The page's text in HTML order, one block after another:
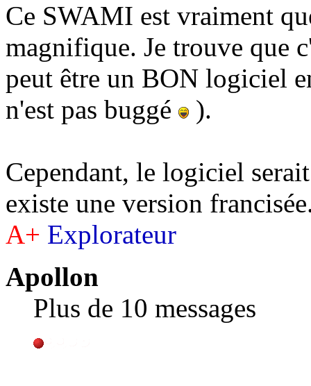
Ce SWAMI est vraiment
magnifique. Je trouve que
peut être un BON logiciel
n'est pas buggé
).
Cependant, le logiciel
existe une version
A+ Explorateur
Apollon
Plus de 10 messages